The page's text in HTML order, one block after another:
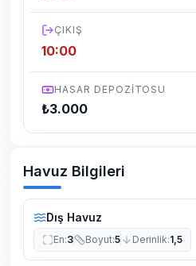
ÇIKIŞ
10:00
HASAR DEPOZITOSU
₺3.000
Havuz Bilgileri
Dış Havuz
En:3 Boyut:5 Derinlik:1,5